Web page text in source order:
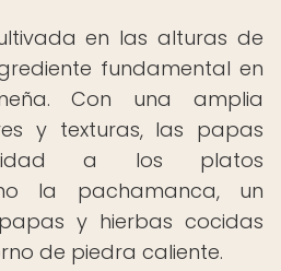
en las alturas de
fundamental en
Con una amplia
y texturas, las papas
a los platos
la pachamanca, un
y hierbas cocidas
de piedra caliente.